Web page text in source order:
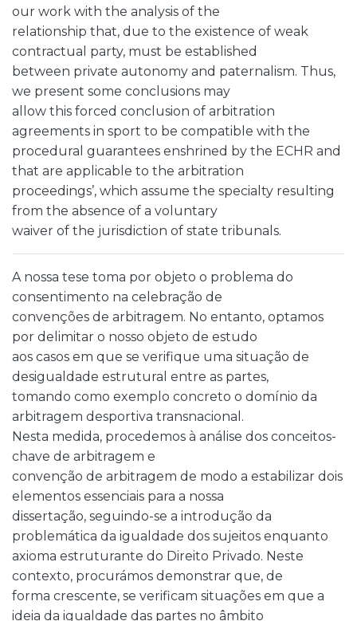
our work with the analysis of the
relationship that, due to the existence of weak
contractual party, must be established
between private autonomy and paternalism. Thus,
we present some conclusions may
allow this forced conclusion of arbitration
agreements in sport to be compatible with the
procedural guarantees enshrined by the ECHR and
that are applicable to the arbitration
proceedings’, which assume the specialty resulting
from the absence of a voluntary
waiver of the jurisdiction of state tribunals.
A nossa tese toma por objeto o problema do
consentimento na celebração de
convenções de arbitragem. No entanto, optamos
por delimitar o nosso objeto de estudo
aos casos em que se verifique uma situação de
desigualdade estrutural entre as partes,
tomando como exemplo concreto o domínio da
arbitragem desportiva transnacional.
Nesta medida, procedemos à análise dos conceitos-
chave de arbitragem e
convenção de arbitragem de modo a estabilizar dois
elementos essenciais para a nossa
dissertação, seguindo-se a introdução da
problemática da igualdade dos sujeitos enquanto
axioma estruturante do Direito Privado. Neste
contexto, procurámos demonstrar que, de
forma crescente, se verificam situações em que a
ideia da igualdade das partes no âmbito